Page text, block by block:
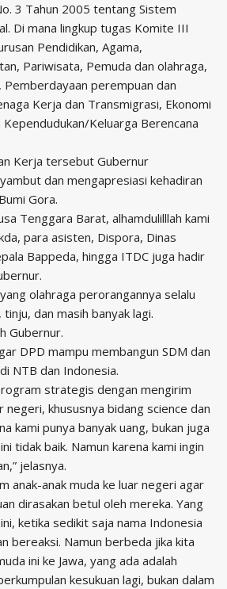
3 Tahun 2005 tentang Sistem
Di mana lingkup tugas Komite III
Pendidikan, Agama,
Pariwisata, Pemuda dan olahraga,
perempuan dan
Kerja dan Transmigrasi, Ekonomi
Keluarga Berencana
Kerja tersebut Gubernur
dan mengapresiasi kehadiran
Gora.
Tenggara Barat, alhamdulilllah kami
para asisten, Dispora, Dinas
Bappeda, hingga ITDC juga hadir
olahraga perorangannya selalu
dan masih banyak lagi.
Gubernur.
DPD mampu membangun SDM dan
NTB dan Indonesia.
strategis dengan mengirim
negeri, khususnya bidang science dan
kami punya banyak uang, bukan juga
tidak baik. Namun karena kami ingin
jelasnya.
anak-anak muda ke luar negeri agar
dirasakan betul oleh mereka. Yang
ketika sedikit saja nama Indonesia
bereaksi. Namun berbeda jika kita
ini ke Jawa, yang ada adalah
kesukuan lagi, bukan dalam